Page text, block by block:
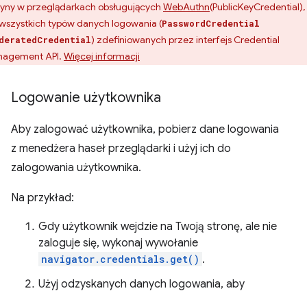
w przeglądarkach obsługujących WebAuthn(PublicKeyCredential),
typów danych logowania (PasswordCredential
) zdefiniowanych przez interfejs Credential
API. Więcej informacji
Logowanie użytkownika
Aby zalogować użytkownika, pobierz dane logowania
z menedżera haseł przeglądarki i użyj ich do
zalogowania użytkownika.
Na przykład:
Gdy użytkownik wejdzie na Twoją stronę, ale nie
zaloguje się, wykonaj wywołanie
navigator.credentials.get() .
Użyj odzyskanych danych logowania, aby